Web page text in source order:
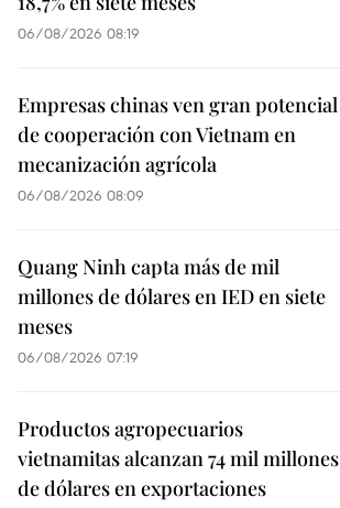
06/08/2026 08:19
Empresas chinas ven gran potencial
de cooperación con Vietnam en
mecanización agrícola
06/08/2026 08:09
Quang Ninh capta más de mil
millones de dólares en IED en siete
meses
06/08/2026 07:19
Productos agropecuarios
vietnamitas alcanzan 74 mil millones
de dólares en exportaciones